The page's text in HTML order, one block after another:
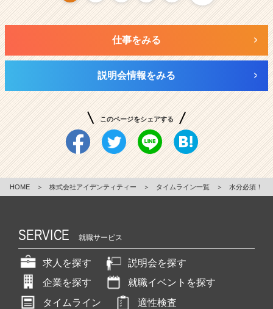
仕事をみる
説明会情報をみる
このページをシェアする
HOME ＞ 株式会社アイデンティティー ＞ タイムライン一覧 ＞ 水分必須！
SERVICE 就職サービス
求人を探す
説明会を探す
企業を探す
就職イベントを探す
タイムライン
適性検査